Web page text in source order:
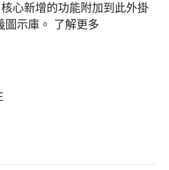
心新增的功能附加到此外掛
圖示庫。 了解更多